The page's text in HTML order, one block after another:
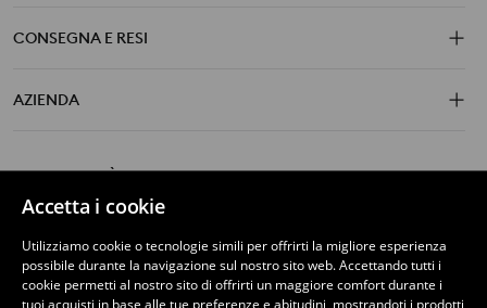
Accetta i cookie
Utilizziamo cookie o tecnologie simili per offrirti la migliore esperienza
possibile durante la navigazione sul nostro sito web. Accettando tutti i
cookie permetti al nostro sito di offrirti un maggiore comfort durante i
tuoi acquisti in base alle tue preferenze e abitudini, mostrandoti i prodotti
CONSEGNA E RESI
AZIENDA
SCOPRI DI PIÙ SU SINSAY
SCARICA L\'APP